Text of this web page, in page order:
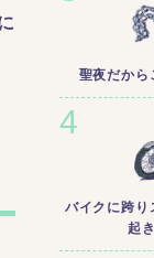
聖夜だから
バイクに跨り
起